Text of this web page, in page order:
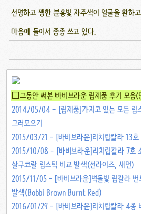
선명하고 쨍한 분홍빛 자주색이 얼굴을 환하
마음에 들어서 종종 쓰고 있다.
□그동안 써본 바비브라운 립제품 후기 모음(
2014/05/04 - [립제품]가지고 있는 모든 립
그러모으기
2015/03/21 - [바비브라운]리치립칼라 13호
2015/10/08 - [바비브라운]리치립칼라 7호
살구코랄 립스틱 비교 발색(선라이즈, 새먼)
2015/11/05 - [바비브라운]벽돌빛 립칼라 번
발색(Bobbi Brown Burnt Red)
2016/01/29 - [바비브라운]리치립칼라 4종